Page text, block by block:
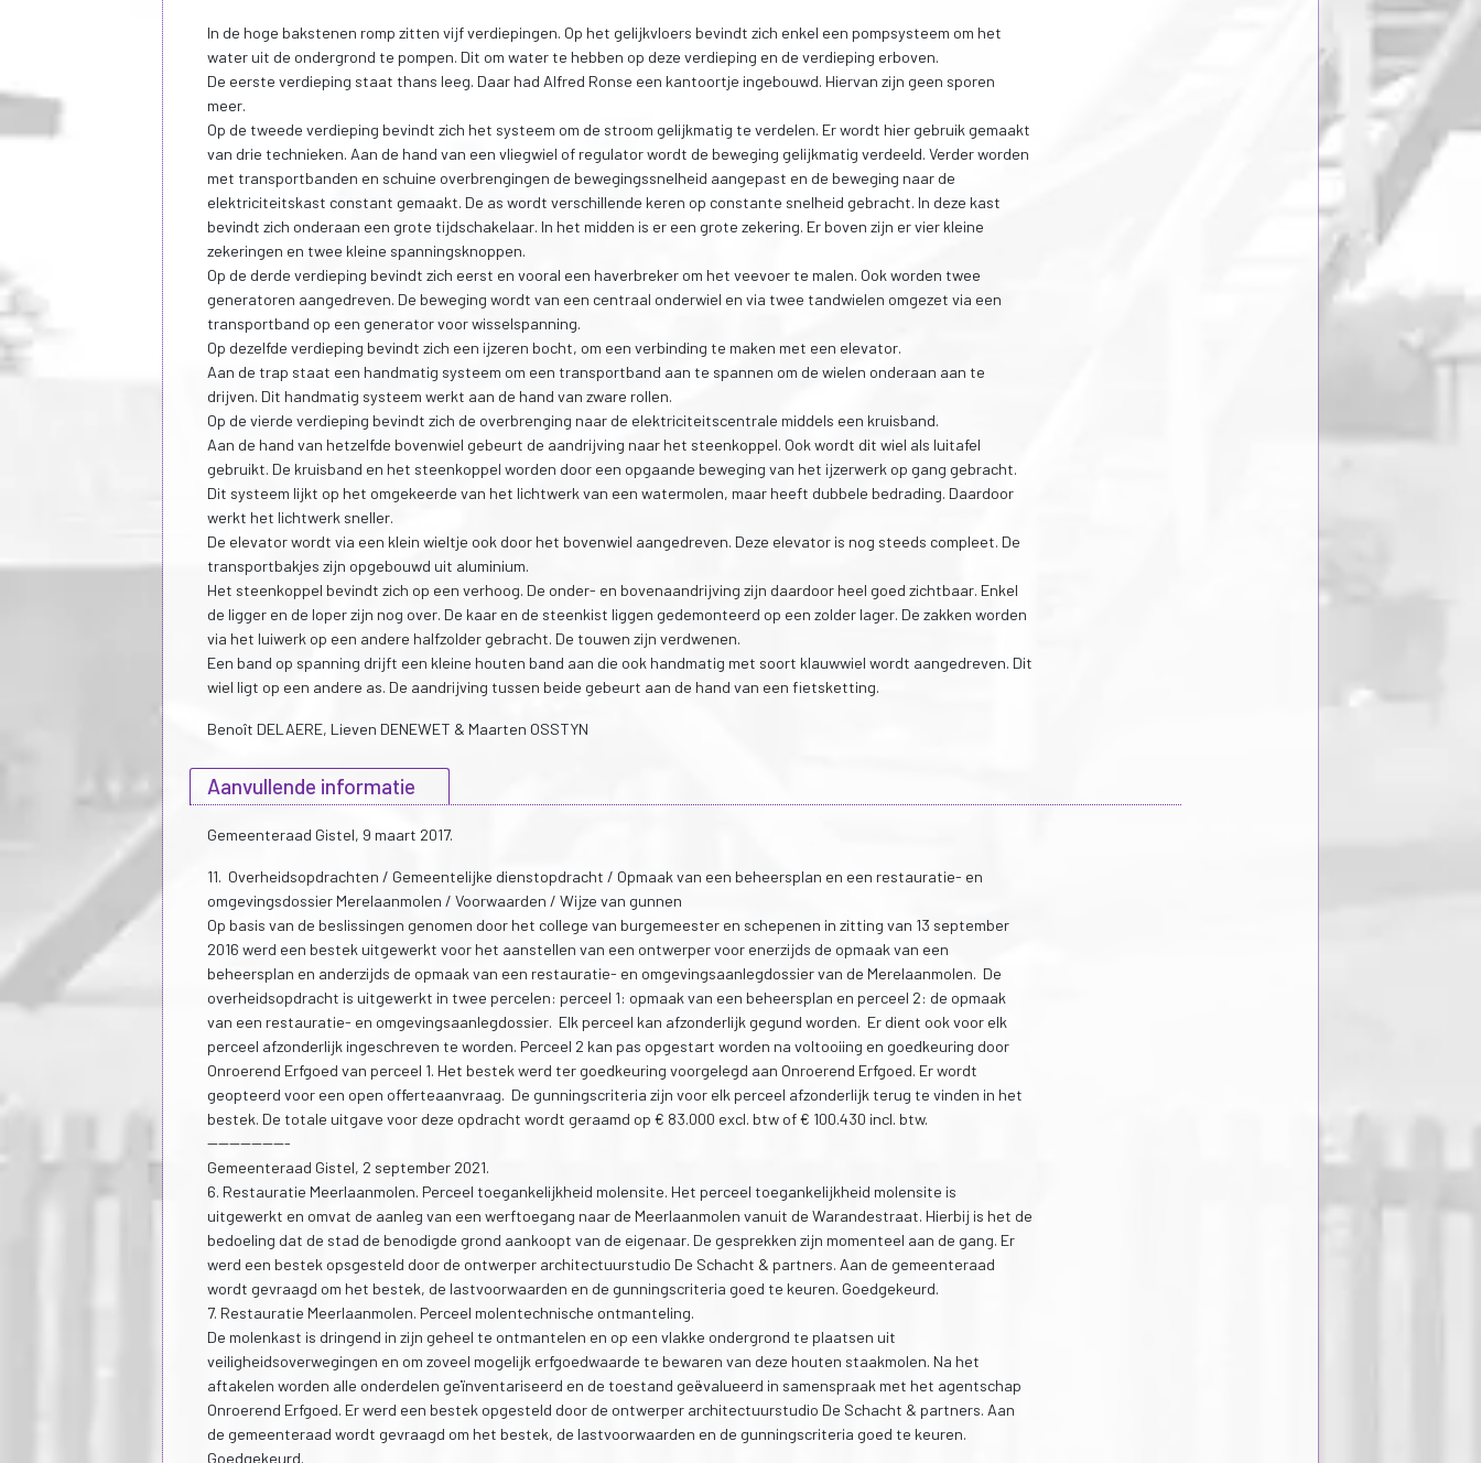
In de hoge bakstenen romp zitten vijf verdiepingen. Op het gelijkvloers bevindt zich enkel een pompsysteem om het
water uit de ondergrond te pompen. Dit om water te hebben op deze verdieping en de verdieping erboven.
De eerste verdieping staat thans leeg. Daar had Alfred Ronse een kantoortje ingebouwd. Hiervan zijn geen sporen
meer.
Op de tweede verdieping bevindt zich het systeem om de stroom gelijkmatig te verdelen. Er wordt hier gebruik gemaakt
van drie technieken. Aan de hand van een vliegwiel of regulator wordt de beweging gelijkmatig verdeeld. Verder worden
met transportbanden en schuine overbrengingen de bewegingssnelheid aangepast en de beweging naar de
elektriciteitskast constant gemaakt. De as wordt verschillende keren op constante snelheid gebracht. In deze kast
bevindt zich onderaan een grote tijdschakelaar. In het midden is er een grote zekering. Er boven zijn er vier kleine
zekeringen en twee kleine spanningsknoppen.
Op de derde verdieping bevindt zich eerst en vooral een haverbreker om het veevoer te malen. Ook worden twee
generatoren aangedreven. De beweging wordt van een centraal onderwiel en via twee tandwielen omgezet via een
transportband op een generator voor wisselspanning.
Op dezelfde verdieping bevindt zich een ijzeren bocht, om een verbinding te maken met een elevator.
Aan de trap staat een handmatig systeem om een transportband aan te spannen om de wielen onderaan aan te
drijven. Dit handmatig systeem werkt aan de hand van zware rollen.
Op de vierde verdieping bevindt zich de overbrenging naar de elektriciteitscentrale middels een kruisband.
Aan de hand van hetzelfde bovenwiel gebeurt de aandrijving naar het steenkoppel. Ook wordt dit wiel als luitafel
gebruikt. De kruisband en het steenkoppel worden door een opgaande beweging van het ijzerwerk op gang gebracht.
Dit systeem lijkt op het omgekeerde van het lichtwerk van een watermolen, maar heeft dubbele bedrading. Daardoor
werkt het lichtwerk sneller.
De elevator wordt via een klein wieltje ook door het bovenwiel aangedreven. Deze elevator is nog steeds compleet. De
transportbakjes zijn opgebouwd uit aluminium.
Het steenkoppel bevindt zich op een verhoog. De onder- en bovenaandrijving zijn daardoor heel goed zichtbaar. Enkel
de ligger en de loper zijn nog over. De kaar en de steenkist liggen gedemonteerd op een zolder lager. De zakken worden
via het luiwerk op een andere halfzolder gebracht. De touwen zijn verdwenen.
Een band op spanning drijft een kleine houten band aan die ook handmatig met soort klauwwiel wordt aangedreven. Dit
wiel ligt op een andere as. De aandrijving tussen beide gebeurt aan de hand van een fietsketting.
Benoît DELAERE, Lieven DENEWET & Maarten OSSTYN
Aanvullende informatie
Gemeenteraad Gistel, 9 maart 2017.
11. Overheidsopdrachten / Gemeentelijke dienstopdracht / Opmaak van een beheersplan en een restauratie- en
omgevingsdossier Merelaanmolen / Voorwaarden / Wijze van gunnen
Op basis van de beslissingen genomen door het college van burgemeester en schepenen in zitting van 13 september
2016 werd een bestek uitgewerkt voor het aanstellen van een ontwerper voor enerzijds de opmaak van een
beheersplan en anderzijds de opmaak van een restauratie- en omgevingsaanlegdossier van de Merelaanmolen. De
overheidsopdracht is uitgewerkt in twee percelen: perceel 1: opmaak van een beheersplan en perceel 2: de opmaak
van een restauratie- en omgevingsaanlegdossier. Elk perceel kan afzonderlijk gegund worden. Er dient ook voor elk
perceel afzonderlijk ingeschreven te worden. Perceel 2 kan pas opgestart worden na voltooiing en goedkeuring door
Onroerend Erfgoed van perceel 1. Het bestek werd ter goedkeuring voorgelegd aan Onroerend Erfgoed. Er wordt
geopteerd voor een open offerteaanvraag. De gunningscriteria zijn voor elk perceel afzonderlijk terug te vinden in het
bestek. De totale uitgave voor deze opdracht wordt geraamd op € 83.000 excl. btw of € 100.430 incl. btw.
---------------
Gemeenteraad Gistel, 2 september 2021.
6. Restauratie Meerlaanmolen. Perceel toegankelijkheid molensite. Het perceel toegankelijkheid molensite is
uitgewerkt en omvat de aanleg van een werftoegang naar de Meerlaanmolen vanuit de Warandestraat. Hierbij is het de
bedoeling dat de stad de benodigde grond aankoopt van de eigenaar. De gesprekken zijn momenteel aan de gang. Er
werd een bestek opsgesteld door de ontwerper architectuurstudio De Schacht & partners. Aan de gemeenteraad
wordt gevraagd om het bestek, de lastvoorwaarden en de gunningscriteria goed te keuren. Goedgekeurd.
7. Restauratie Meerlaanmolen. Perceel molentechnische ontmanteling.
De molenkast is dringend in zijn geheel te ontmantelen en op een vlakke ondergrond te plaatsen uit
veiligheidsoverwegingen en om zoveel mogelijk erfgoedwaarde te bewaren van deze houten staakmolen. Na het
aftakelen worden alle onderdelen geïnventariseerd en de toestand geëvalueerd in samenspraak met het agentschap
Onroerend Erfgoed. Er werd een bestek opgesteld door de ontwerper architectuurstudio De Schacht & partners. Aan
de gemeenteraad wordt gevraagd om het bestek, de lastvoorwaarden en de gunningscriteria goed te keuren.
Goedgekeurd.